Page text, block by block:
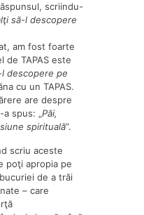
scriindu-
să-l descopere
am fost foarte
de TAPAS este
descopere pe
cu un TAPAS.
are despre
a spus: „Păi,
spirituală”.
scriu aceste
poţi apropia pe
de a trăi
– care